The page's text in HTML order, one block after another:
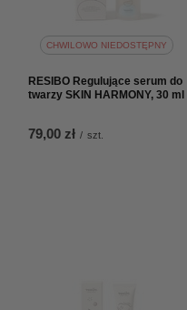
CHWILOWO NIEDOSTĘPNY
RESIBO Regulujące serum do
twarzy SKIN HARMONY, 30 ml
79,00 zł / szt.